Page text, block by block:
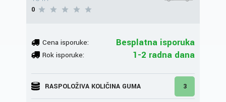
0
Cena isporuke: Besplatna isporuka
Rok isporuke: 1-2 radna dana
RASPOLOŽIVA KOLIČINA GUMA 3